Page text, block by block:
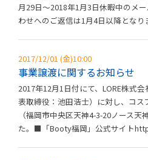
月29日～2018年1月3日休暇中のメ
わせへのご返信は1月4日以降となり
2017/12/01 (金)10:00
事業譲渡に関するお知らせ
2017年12月1日付にて、LORE株式
表取締役：池田浩士）に対し、コス
（福岡市中央区天神4-3-20ノース
た。■「Booty福岡」公式サイト